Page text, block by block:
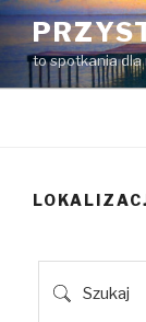
Przejdź
treścito spotkania dla
Szukaj